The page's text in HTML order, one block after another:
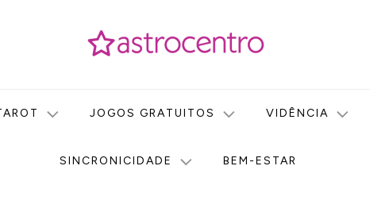
JOGOS GRATUITOS VIDÊNCIA
SINCRONICIDADE BEM-ESTAR